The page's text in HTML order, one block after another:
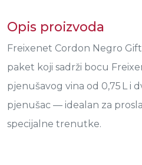
Opis proizvoda
Freixenet Cordon Negro
paket koji sadrži bocu
pjenušavog vina od 0,75 L i
pjenušac — idealan za
specijalne trenutke.